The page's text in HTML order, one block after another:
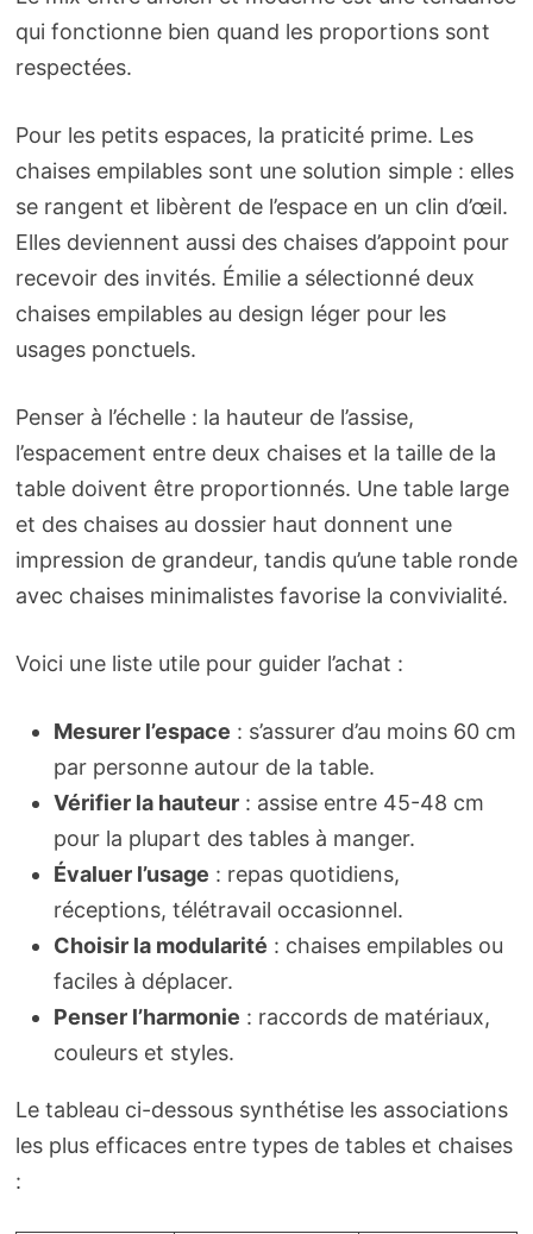
qui fonctionne bien quand les proportions sont
respectées.
Pour les petits espaces, la praticité prime. Les
chaises empilables sont une solution simple : elles
se rangent et libèrent de l’espace en un clin d’œil.
Elles deviennent aussi des chaises d’appoint pour
recevoir des invités. Émilie a sélectionné deux
chaises empilables au design léger pour les
usages ponctuels.
Penser à l’échelle : la hauteur de l’assise,
l’espacement entre deux chaises et la taille de la
table doivent être proportionnés. Une table large
et des chaises au dossier haut donnent une
impression de grandeur, tandis qu’une table ronde
avec chaises minimalistes favorise la convivialité.
Voici une liste utile pour guider l’achat :
Mesurer l’espace : s’assurer d’au moins 60 cm
par personne autour de la table.
Vérifier la hauteur: assise entre 45-48 cm
pour la plupart des tables à manger.
Évaluer l’usage : repas quotidiens,
réceptions, télétravail occasionnel.
Choisir la modularité : chaises empilables ou
faciles à déplacer.
Penser l’harmonie : raccords de matériaux,
couleurs et styles.
Le tableau ci-dessous synthétise les associations
les plus efficaces entre types de tables et chaises
: